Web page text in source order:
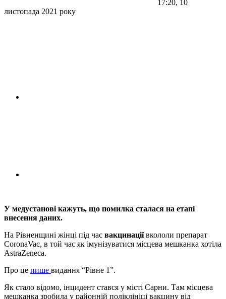
17:20, 10
листопада 2021 року
У медустанові кажуть, що помилка сталася на етапі
внесення даних.
На Рівненщині жінці під час вакцинаціївкололи препарат
CoronaVac, в той час як імунізуватися місцева мешканка хотіла
AstraZeneca.
Про це пише видання “Рівне 1”.
Як стало відомо, інцидент стався у місті Сарни. Там місцева
мешканка зробила у районній поліклініці вакцину від